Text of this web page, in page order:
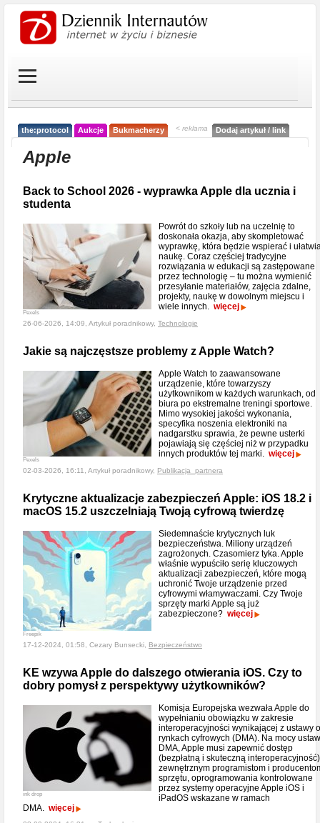
the:protocol Aukcje Bukmacherzy < reklama Dodaj artykuł / link
Apple
Back to School 2026 - wyprawka Apple dla ucznia i
studenta
Pexels
Powrót do szkoły lub na uczelnię to
doskonała okazja, aby skompletować
wyprawkę, która będzie wspierać i
naukę. Coraz częściej tradycyjne
rozwiązania w edukacji są zastępowane
przez technologię – tu można wymienić
przesyłanie materiałów, zajęcia zdalne,
projekty, naukę w dowolnym miejscu i
wiele innych. więcej
26-06-2026, 14:09, Artykuł poradnikowy, Technologie
Jakie są najczęstsze problemy z Apple Watch?
Pexels
Apple Watch to zaawansowane
urządzenie, które towarzyszy
użytkownikom w każdych warunkach, od
biura po ekstremalne treningi sportowe.
Mimo wysokiej jakości wykonania,
specyfika noszenia elektroniki na
nadgarstku sprawia, że pewne usterki
pojawiają się częściej niż w przypadku
innych produktów tej marki. więcej
02-03-2026, 16:11, Artykuł poradnikowy, Publikacja_partnera
Krytyczne aktualizacje zabezpieczeń Apple: iOS 18.2 i
macOS 15.2 uszczelniają Twoją cyfrową twierdzę
Freepik
Siedemnaście krytycznych luk
bezpieczeństwa. Miliony urządzeń
zagrożonych. Czasomierz tyka. Apple
właśnie wypuściło serię kluczowych
aktualizacji zabezpieczeń, które mogą
uchronić Twoje urządzenie przed
cyfrowymi włamywaczami. Czy Twoje
sprzęty marki Apple są już
zabezpieczone? więcej
17-12-2024, 01:58, Cezary Bunsecki, Bezpieczeństwo
KE wzywa Apple do dalszego otwierania iOS. Czy to
dobry pomysł z perspektywy użytkowników?
ink drop
Komisja Europejska wezwała Apple do
wypełnianiu obowiązku w zakresie
interoperacyjności wynikającej z ustawy o
rynkach cyfrowych (DMA). Na mocy
DMA, Apple musi zapewnić dostęp
(bezpłatną i skuteczną interoperacyjność)
zewnętrznym programistom i
sprzętu, oprogramowania kontrolowane
przez systemy operacyjne Apple iOS i
iPadOS wskazane w ramach
DMA. więcej